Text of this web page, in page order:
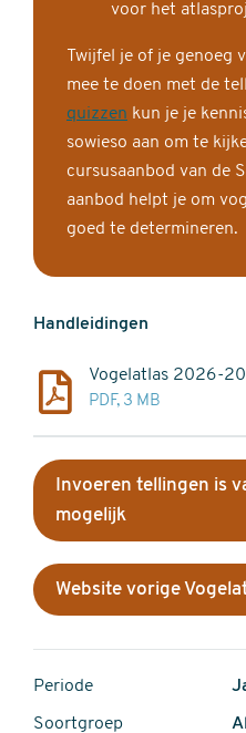
voor het
Twijfel je of je genoeg
mee te doen met de
quizzen kun je je
sowieso aan om te
cursusaanbod van de
aanbod helpt je om
goed te determineren.
Handleidingen
Vogelatlas 2026-
PDF, 3 MB
Invoeren tellingen is
mogelijk
Website vorige
Periode
Soortgroep